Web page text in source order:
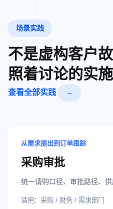
场景实践
不是虚构客户
照着讨论的实
查看全部实践 →
从需求提出到订单跟踪
采购审批
统一请购口径、审批路径、供
适用：采购 / 财务 / 需求部门